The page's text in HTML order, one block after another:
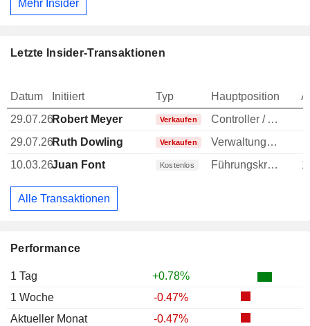
Performance
1 Tag
+0.78%
1 Woche
-0.47%
Aktueller Monat
-0.47%
Mehr Insider
Letzte Insider-Transaktionen
Datum Initiiert Typ Hauptposition
29.07.26Robert Meyer Verkaufen Controller / Auditor
29.07.26Ruth Dowling Verkaufen Verwaltungsdirektor
10.03.26Juan Font Kostenlos Führungskraft / leitender Angestellter
Alle Transaktionen